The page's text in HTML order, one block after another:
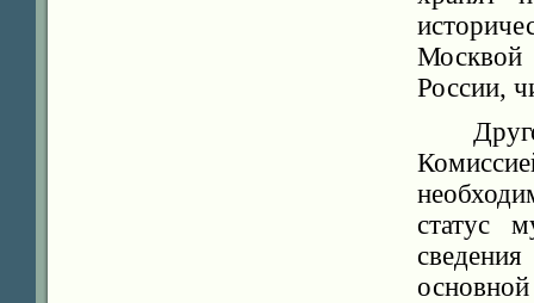
Москвой
России,
статус